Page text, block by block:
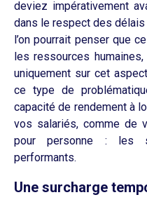
deviez impérativement
dans le respect des
l’on pourrait penser que
les ressources
uniquement sur cet
ce type de
capacité de rendement à
vos salariés, comme de
pour personne : les
performants.
Une surcharge